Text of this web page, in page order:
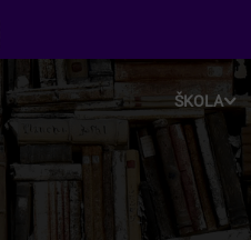
ŠKOLA